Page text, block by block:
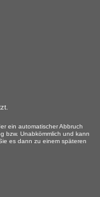
ein automatischer Abbruch
bzw. Unabkömmlich und kann
es dann zu einem späteren